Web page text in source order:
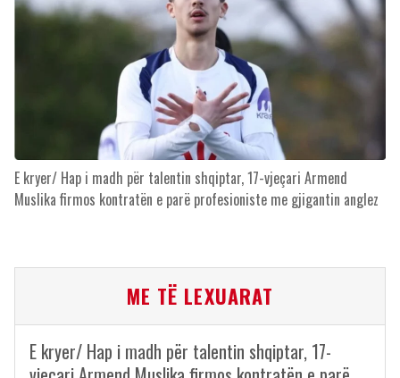
E kryer/ Hap i madh për talentin shqiptar, 17-vjeçari Armend
Muslika firmos kontratën e parë profesioniste me gjigantin anglez
ME TË LEXUARAT
E kryer/ Hap i madh për talentin shqiptar, 17-